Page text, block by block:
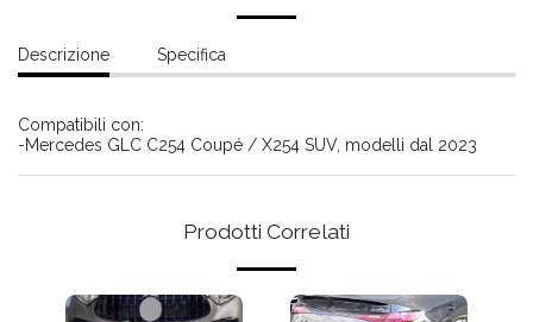
Descrizione Specifica
Compatibili con:
-Mercedes GLC C254 Coupé / X254 SUV, modelli dal 2023
Prodotti Correlati